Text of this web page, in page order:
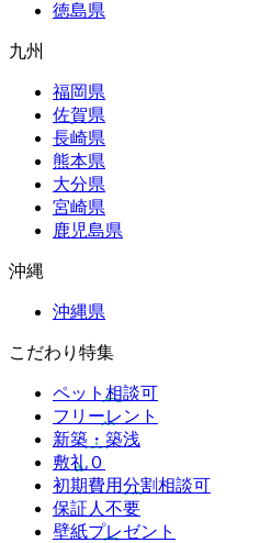
徳島県
九州
福岡県
佐賀県
長崎県
熊本県
大分県
宮崎県
鹿児島県
沖縄
沖縄県
こだわり特集
ペット相談可
フリーレント
新築・築浅
敷礼０
初期費用分割相談可
保証人不要
壁紙プレゼント